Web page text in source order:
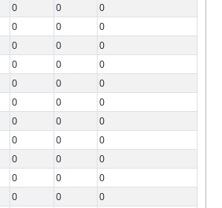
0 0
0
0 0
0
0 0
0
0 0
0
0 0
0
0 0
0
0 0
0
0 0
0
0 0
0
0 0
0
0 0
0